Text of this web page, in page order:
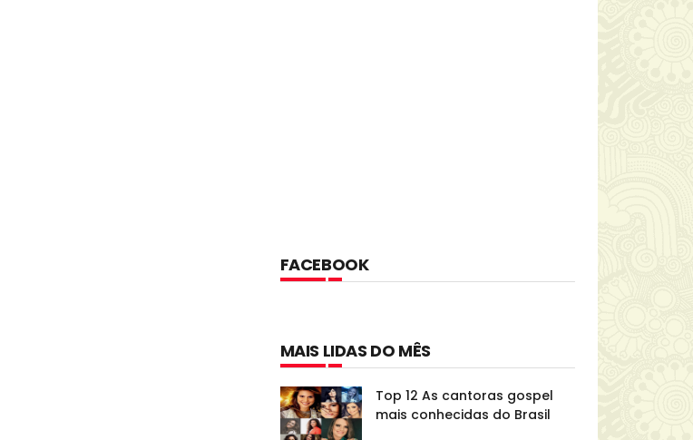
FACEBOOK
MAIS LIDAS DO MÊS
Top 12 As cantoras gospel
mais conhecidas do Brasil